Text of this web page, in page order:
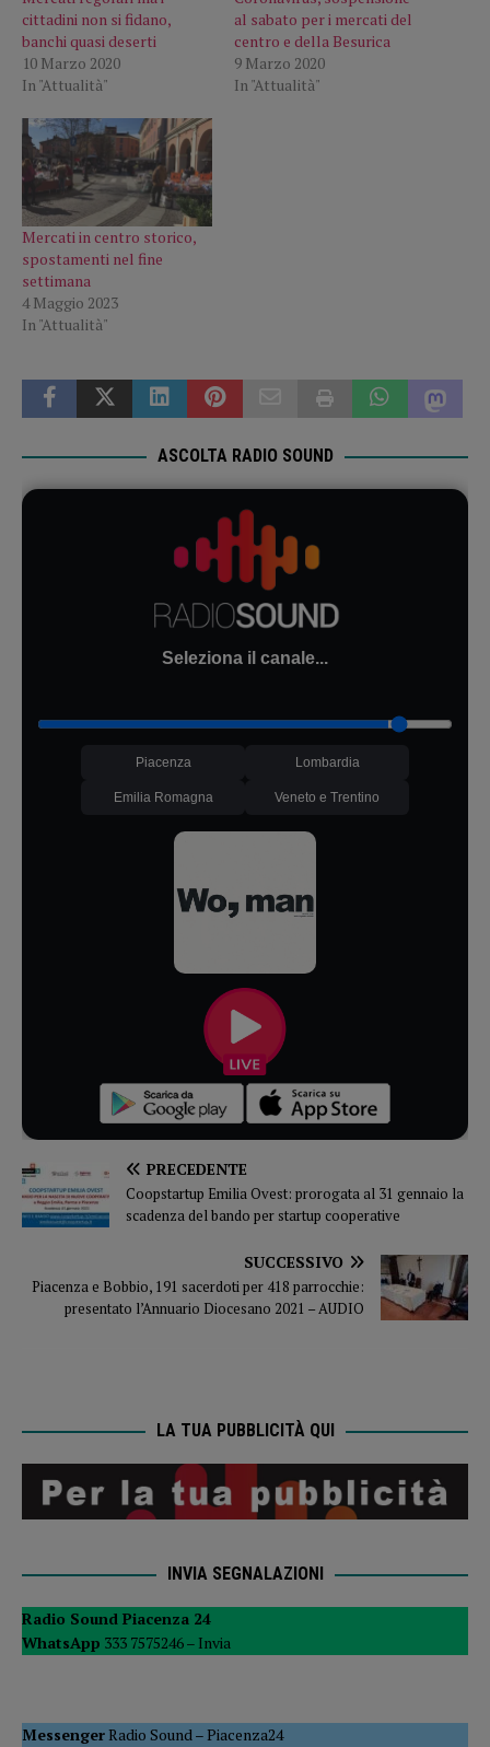
cittadini non si fidano,
banchi quasi deserti
10 Marzo 2020
In "Attualità"
al sabato per i mercati del
centro e della Besurica
9 Marzo 2020
In "Attualità"
Mercati in centro storico,
spostamenti nel fine
settimana
4 Maggio 2023
In "Attualità"
ASCOLTA RADIO SOUND
Seleziona il canale...
Piacenza Lombardia
Emilia Romagna Veneto e Trentino
PRECEDENTE
Coopstartup Emilia Ovest: prorogata al 31 gennaio la
scadenza del bando per startup cooperative
SUCCESSIVO
Piacenza e Bobbio, 191 sacerdoti per 418 parrocchie:
presentato l’Annuario Diocesano 2021 – AUDIO
LA TUA PUBBLICITÀ QUI
INVIA SEGNALAZIONI
Radio Sound Piacenza 24
WhatsApp 333 7575246 – Invia
MessengerRadio Sound –Piacenza24